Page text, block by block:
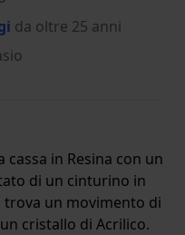
da oltre 25 anni
in Resina con un
di un cinturino in
trova un movimento di
cristallo di Acrilico.